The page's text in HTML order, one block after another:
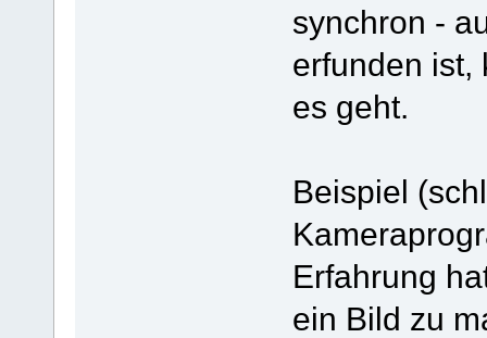
synchron -
erfunden ist,
es geht.
Beispiel
Erfahrung
ein Bild zu